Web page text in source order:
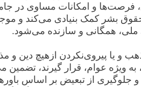
فرصت‌ها و امکانات مساوی در
بشر کمک بنیادی می‌کند و
ملی، همگانی و سازنده می‌شود.
و یا پیروی‌نکردن ازهیچ دین و
ویژه عوام، قرار گیرند، تضمین
جلوگیری از تبعیض بر اساس